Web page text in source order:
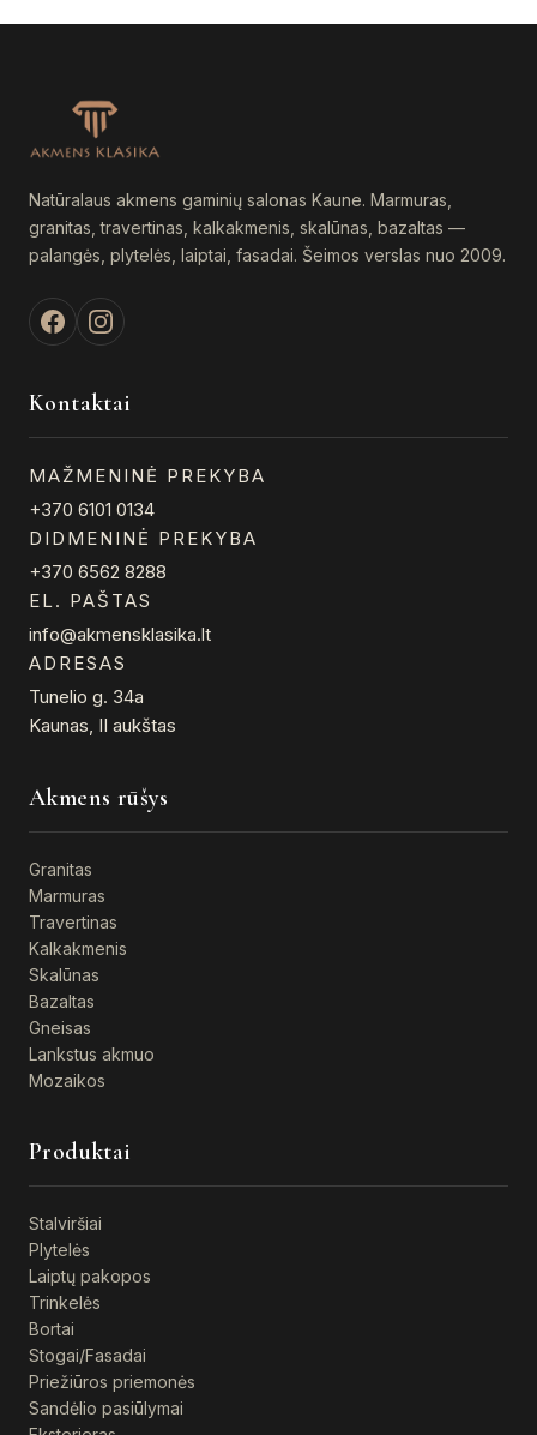
Natūralaus akmens gaminių salonas Kaune. Marmuras,
granitas, travertinas, kalkakmenis, skalūnas, bazaltas —
palangės, plytelės, laiptai, fasadai. Šeimos verslas nuo 2009.
Kontaktai
MAŽMENINĖ PREKYBA
+370 6101 0134
DIDMENINĖ PREKYBA
+370 6562 8288
EL. PAŠTAS
info@akmensklasika.lt
ADRESAS
Tunelio g. 34a
Kaunas, II aukštas
Akmens rūšys
Granitas
Marmuras
Travertinas
Kalkakmenis
Skalūnas
Bazaltas
Gneisas
Lankstus akmuo
Mozaikos
Produktai
Stalviršiai
Plytelės
Laiptų pakopos
Trinkelės
Bortai
Stogai/Fasadai
Priežiūros priemonės
Sandėlio pasiūlymai